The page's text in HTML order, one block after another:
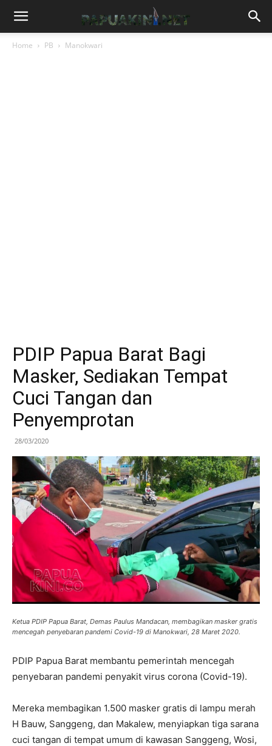
Home PB Manokwari
PDIP Papua Barat Bagi
Masker, Sediakan Tempat
Cuci Tangan dan
Penyemprotan
28/03/2020
Ketua PDIP Papua Barat, Demas Paulus Mandacan, membagikan masker gratis
mencegah penyebaran pandemi Covid-19 di Manokwari, 28 Maret 2020.
PDIP Papua Barat membantu pemerintah mencegah
penyebaran pandemi penyakit virus corona (Covid-19).
Mereka membagikan 1.500 masker gratis di lampu merah
H Bauw, Sanggeng, dan Makalew, menyiapkan tiga sarana
cuci tangan di tempat umum di kawasan Sanggeng, Wosi,